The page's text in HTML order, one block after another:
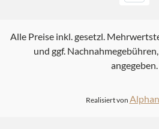
Alle Preise inkl. gesetzl.
und ggf.
angegeben.
Realisiert von